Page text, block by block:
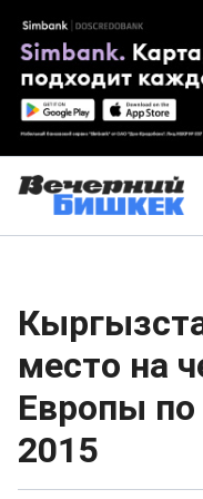
место на
Европы по
2015